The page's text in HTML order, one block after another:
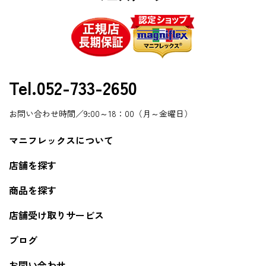
Tel.052-733-2650
お問い合わせ時間／9:00～18：00（月～金曜日）
マニフレックスについて
店舗を探す
商品を探す
店舗受け取りサービス
ブログ